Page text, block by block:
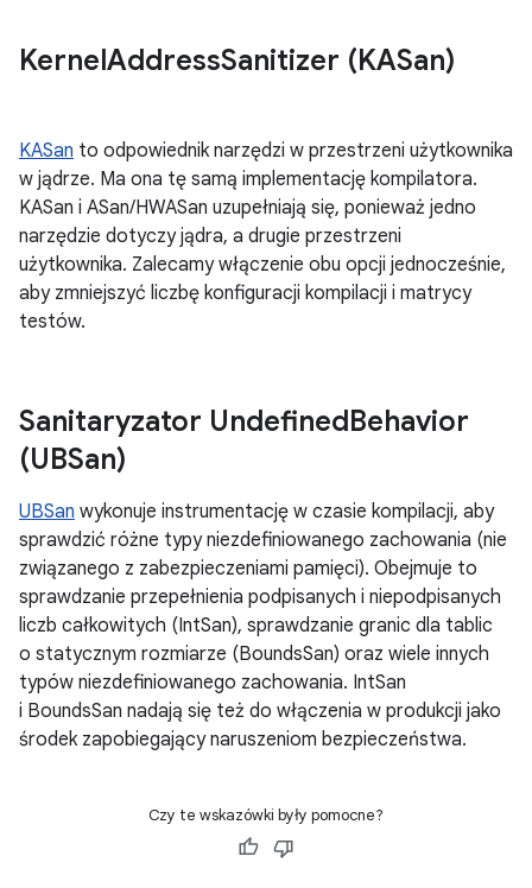
KernelAddressSanitizer (KASan)
KASan to odpowiednik narzędzi w przestrzeni użytkownika
w jądrze. Ma ona tę samą implementację kompilatora.
KASan i ASan/HWASan uzupełniają się, ponieważ jedno
narzędzie dotyczy jądra, a drugie przestrzeni
użytkownika. Zalecamy włączenie obu opcji jednocześnie,
aby zmniejszyć liczbę konfiguracji kompilacji i matrycy
testów.
Sanitaryzator UndefinedBehavior
(UBSan)
UBSan wykonuje instrumentację w czasie kompilacji, aby
sprawdzić różne typy niezdefiniowanego zachowania (nie
związanego z zabezpieczeniami pamięci). Obejmuje to
sprawdzanie przepełnienia podpisanych i niepodpisanych
liczb całkowitych (IntSan), sprawdzanie granic dla tablic
o statycznym rozmiarze (BoundsSan) oraz wiele innych
typów niezdefiniowanego zachowania. IntSan
i BoundsSan nadają się też do włączenia w produkcji jako
środek zapobiegający naruszeniom bezpieczeństwa.
Czy te wskazówki były pomocne?